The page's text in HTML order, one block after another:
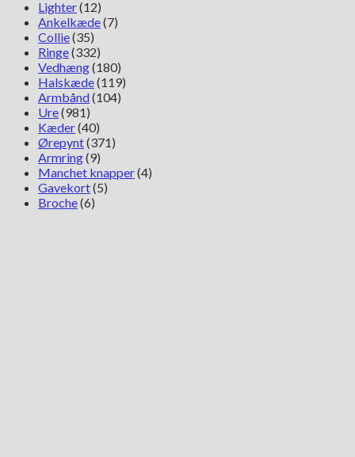
Lighter(12)
Ankelkæde(7)
Collie(35)
Ringe(332)
Vedhæng(180)
Halskæde(119)
Armbånd(104)
Ure(981)
Kæder(40)
Ørepynt(371)
Armring(9)
Manchet knapper(4)
Gavekort(5)
Broche(6)